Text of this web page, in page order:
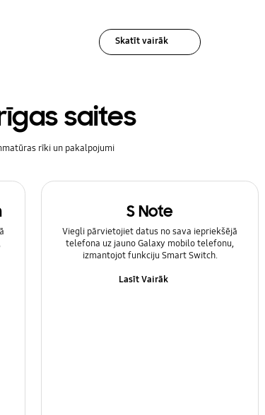
Skatīt vairāk
saites
rīki un pakalpojumi
S Note
Viegli pārvietojiet datus no sava iepriekšējā
telefona uz jauno Galaxy mobilo telefonu,
izmantojot funkciju Smart Switch.
Lasīt Vairāk